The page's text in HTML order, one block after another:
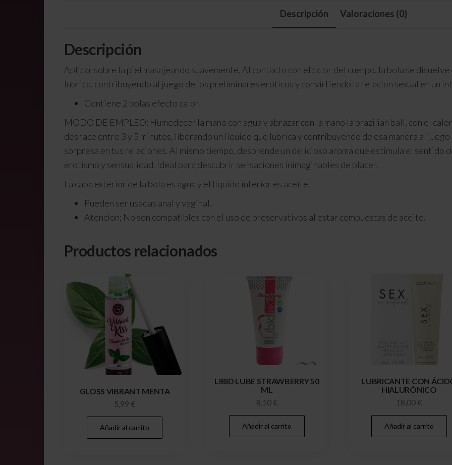
Descripción Valoraciones (0)
Descripción
Aplicar sobre la piel masajeando suavemente. Al contacto con el calor del cuerpo, la bola se
lubrica, contribuyendo al juego de los preliminares eróticos y convirtiendo la relacion sexual en un
Contiene 2 bolas efecto calor.
MODO DE EMPLEO: Humedecer la mano con agua y abrazar con la mano la brazilian ball, con el
deshace entre 3 y 5 minutos, liberando un líquido que lubrica y contribuyendo de esa manera al
sorpresa en tus relaciones. Al mismo tiempo, desprende un delicioso aroma que estimula el sentido
erotismo y sensualidad. Ideal para descubrir sensaciones inimaginables de placer.
La capa exterior de la bola es agua y el líquido interior es aceite.
Pueden ser usadas anal y vaginal.
Atencion; No son compatibles con el uso de preservativos al estar compuestas de aceite.
Productos relacionados
GLOSS VIBRANT MENTA
5,99 €
Añadir al carrito
LIBID LUBE STRAWBERRY 50
ML
8,10 €
Añadir al carrito
LUBRICANTE CON
HIALURÓNICO
18,00 €
Añadir al carrito